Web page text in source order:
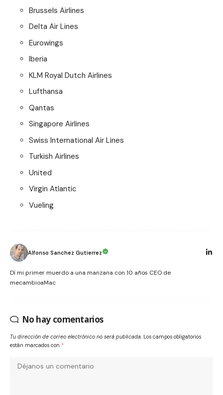
Brussels Airlines
Delta Air Lines
Eurowings
Iberia
KLM Royal Dutch Airlines
Lufthansa
Qantas
Singapore Airlines
Swiss International Air Lines
Turkish Airlines
United
Virgin Atlantic
Vueling
Alfonso Sanchez Gutierrez
Dí mi primer muerdo a una manzana con 10 años CEO de
mecambioaMac
No hay comentarios
Tu dirección de correo electrónico no será publicada. Los campos obligatorios
están marcados con *